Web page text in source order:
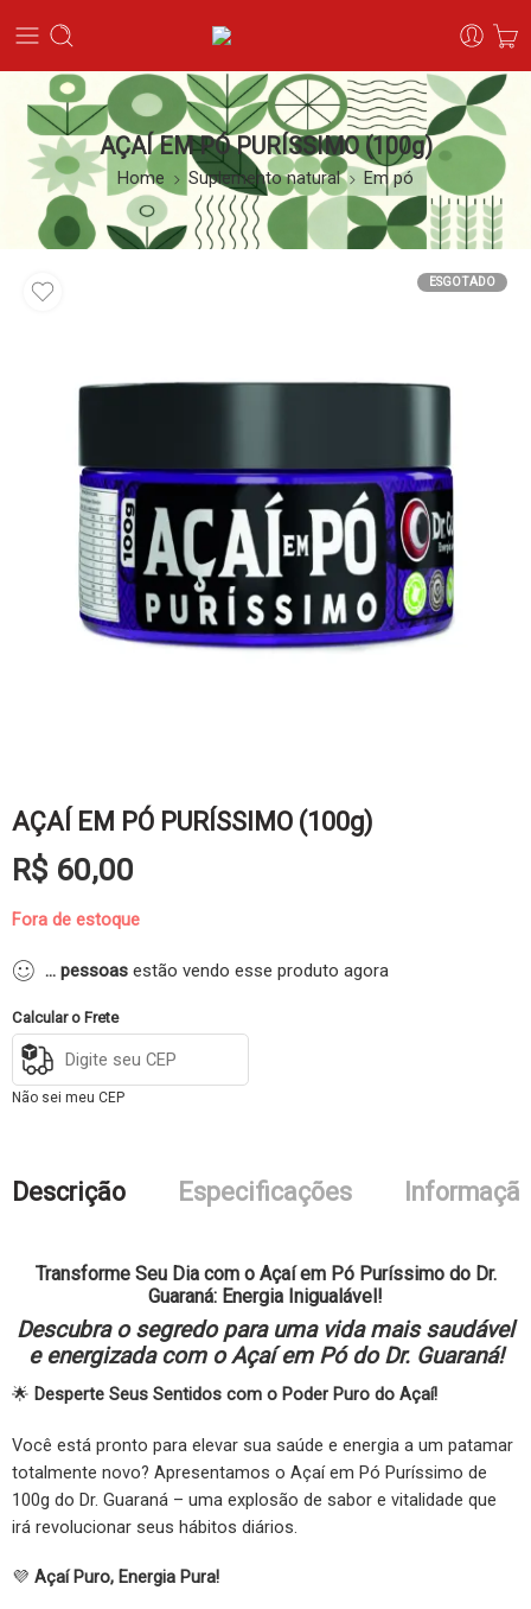
AÇAÍ EM PÓ PURÍSSIMO (100g)
Home Suplemento natural Em pó
ESGOTADO
AÇAÍ EM PÓ PURÍSSIMO (100g)
R$ 60,00
Fora de estoque
... pessoas estão vendo esse produto agora
Calcular o Frete
Não sei meu CEP
Descrição Especificações
Transforme Seu Dia com o Açaí em Pó Puríssimo do Dr.
Guaraná: Energia Inigualável!
Descubra o segredo para uma vida mais saudável
e energizada com o Açaí em Pó do Dr. Guaraná!
🌟 Desperte Seus Sentidos com o Poder Puro do Açaí!
Você está pronto para elevar sua saúde e energia a um patamar
totalmente novo? Apresentamos o Açaí em Pó Puríssimo de
100g do Dr. Guaraná – uma explosão de sabor e vitalidade que
irá revolucionar seus hábitos diários.
💜 Açaí Puro, Energia Pura!